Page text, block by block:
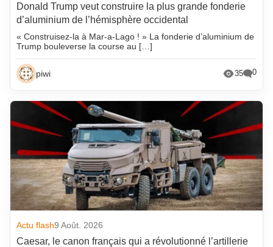
Donald Trump veut construire la plus grande fonderie
d’aluminium de l’hémisphère occidental
« Construisez-la à Mar-a-Lago ! » La fonderie d’aluminium de
Trump bouleverse la course au […]
piwi 35 0
Actu flash9 Août. 2026
Caesar, le canon français qui a révolutionné l’artillerie